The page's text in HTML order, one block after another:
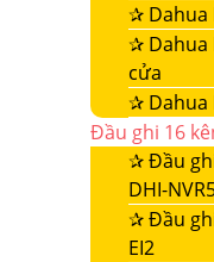
✰ Dahua
✰ Dahua
cửa
✰ Dahua
Đầu ghi 16
✰Đầu
DHI-
✰Đầu
EI2